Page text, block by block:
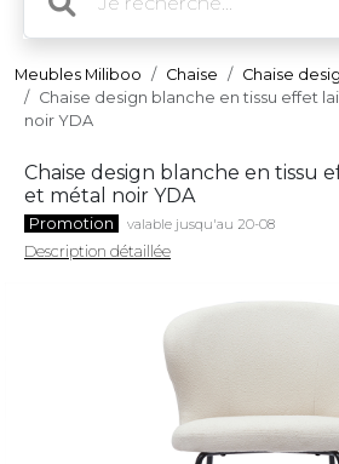
Meubles Miliboo Chaise
Chaise
Chaise design blanche en tissu effet
noir YDA
Chaise design blanche en tissu
et métal noir YDA
Promotion valable jusqu'au 20-08
Description détaillée